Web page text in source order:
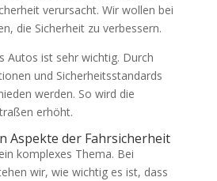
verursacht. Wir wollen bei
die Sicherheit zu verbessern.
Autos ist sehr wichtig. Durch
und Sicherheitsstandards
werden. So wird die
erhöht.
Aspekte der Fahrsicherheit
komplexes Thema. Bei
wir, wie wichtig es ist, dass